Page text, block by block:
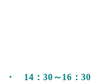
・ 14：30～16：30